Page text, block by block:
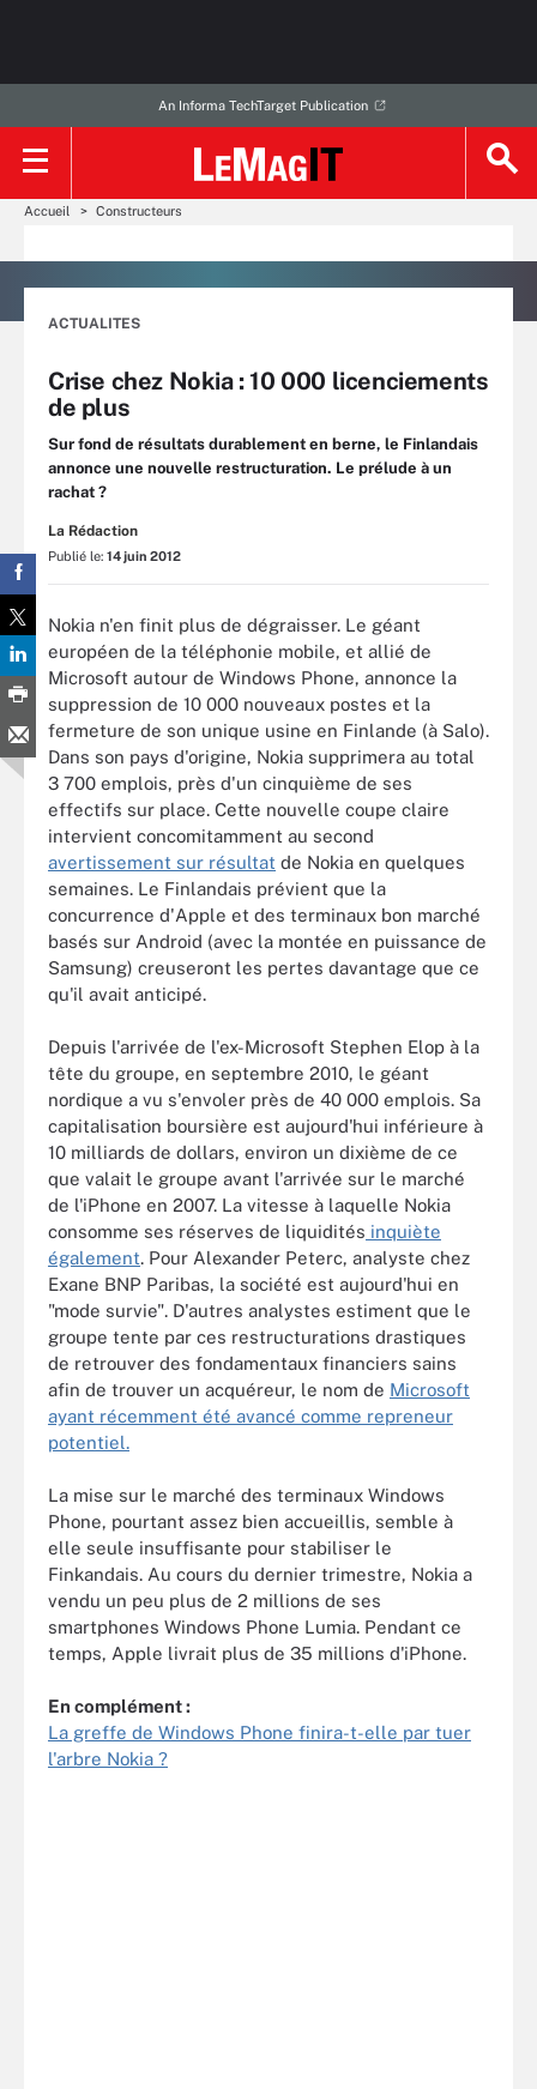
An Informa TechTarget Publication
Accueil Constructeurs
ACTUALITES
Crise chez Nokia : 10 000 licenciements
de plus
Sur fond de résultats durablement en berne, le Finlandais
annonce une nouvelle restructuration. Le prélude à un
rachat ?
La Rédaction
Publié le: 14 juin 2012
Nokia n'en finit plus de dégraisser. Le géant
européen de la téléphonie mobile, et allié de
Microsoft autour de Windows Phone, annonce la
suppression de 10 000 nouveaux postes et la
fermeture de son unique usine en Finlande (à Salo).
Dans son pays d'origine, Nokia supprimera au total
3 700 emplois, près d'un cinquième de ses
effectifs sur place. Cette nouvelle coupe claire
intervient concomitamment au second
avertissement sur résultat de Nokia en quelques
semaines. Le Finlandais prévient que la
concurrence d'Apple et des terminaux bon marché
basés sur Android (avec la montée en puissance de
Samsung) creuseront les pertes davantage que ce
qu'il avait anticipé.
Depuis l'arrivée de l'ex-Microsoft Stephen Elop à la
tête du groupe, en septembre 2010, le géant
nordique a vu s'envoler près de 40 000 emplois. Sa
capitalisation boursière est aujourd'hui inférieure à
10 milliards de dollars, environ un dixième de ce
que valait le groupe avant l'arrivée sur le marché
de l'iPhone en 2007. La vitesse à laquelle Nokia
consomme ses réserves de liquidités inquiète
également. Pour Alexander Peterc, analyste chez
Exane BNP Paribas, la société est aujourd'hui en
"mode survie". D'autres analystes estiment que le
groupe tente par ces restructurations drastiques
de retrouver des fondamentaux financiers sains
afin de trouver un acquéreur, le nom de Microsoft
ayant récemment été avancé comme repreneur
potentiel.
La mise sur le marché des terminaux Windows
Phone, pourtant assez bien accueillis, semble à
elle seule insuffisante pour stabiliser le
Finkandais. Au cours du dernier trimestre, Nokia a
vendu un peu plus de 2 millions de ses
smartphones Windows Phone Lumia. Pendant ce
temps, Apple livrait plus de 35 millions d'iPhone.
En complément :
La greffe de Windows Phone finira-t-elle par tuer
l'arbre Nokia ?